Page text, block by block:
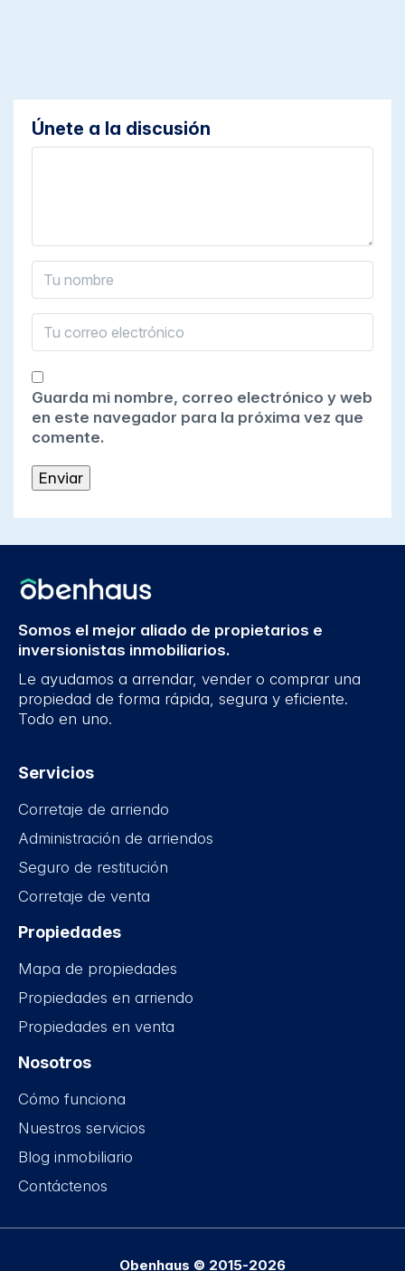
Únete a la discusión
Guarda mi nombre, correo electrónico y web
en este navegador para la próxima vez que
comente.
Somos el mejor aliado de propietarios e
inversionistas inmobiliarios.
Le ayudamos a arrendar, vender o comprar una
propiedad de forma rápida, segura y eficiente.
Todo en uno.
Servicios
Corretaje de arriendo
Administración de arriendos
Seguro de restitución
Corretaje de venta
Propiedades
Mapa de propiedades
Propiedades en arriendo
Propiedades en venta
Nosotros
Cómo funciona
Nuestros servicios
Blog inmobiliario
Contáctenos
Obenhaus © 2015-2026